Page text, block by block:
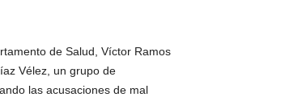
de Salud, Víctor Ramos
Vélez, un grupo de
las acusaciones de mal